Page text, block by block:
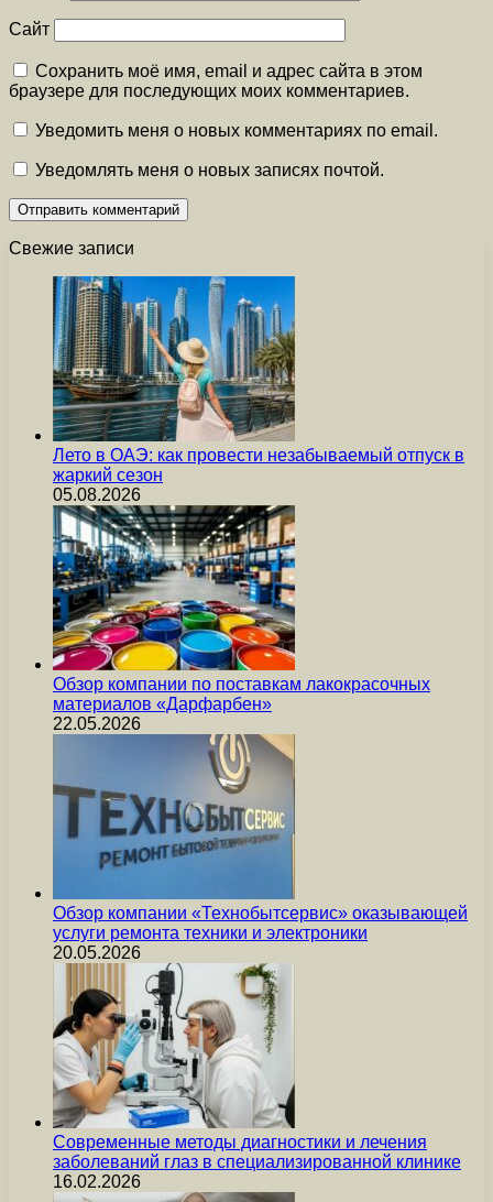
Сайт
Сохранить моё имя, email и адрес сайта в этом
браузере для последующих моих комментариев.
Уведомить меня о новых комментариях по email.
Уведомлять меня о новых записях почтой.
Свежие записи
Лето в ОАЭ: как провести незабываемый отпуск в
жаркий сезон
05.08.2026
Обзор компании по поставкам лакокрасочных
материалов «Дарфарбен»
22.05.2026
Обзор компании «Технобытсервис» оказывающей
услуги ремонта техники и электроники
20.05.2026
Современные методы диагностики и лечения
заболеваний глаз в специализированной клинике
16.02.2026